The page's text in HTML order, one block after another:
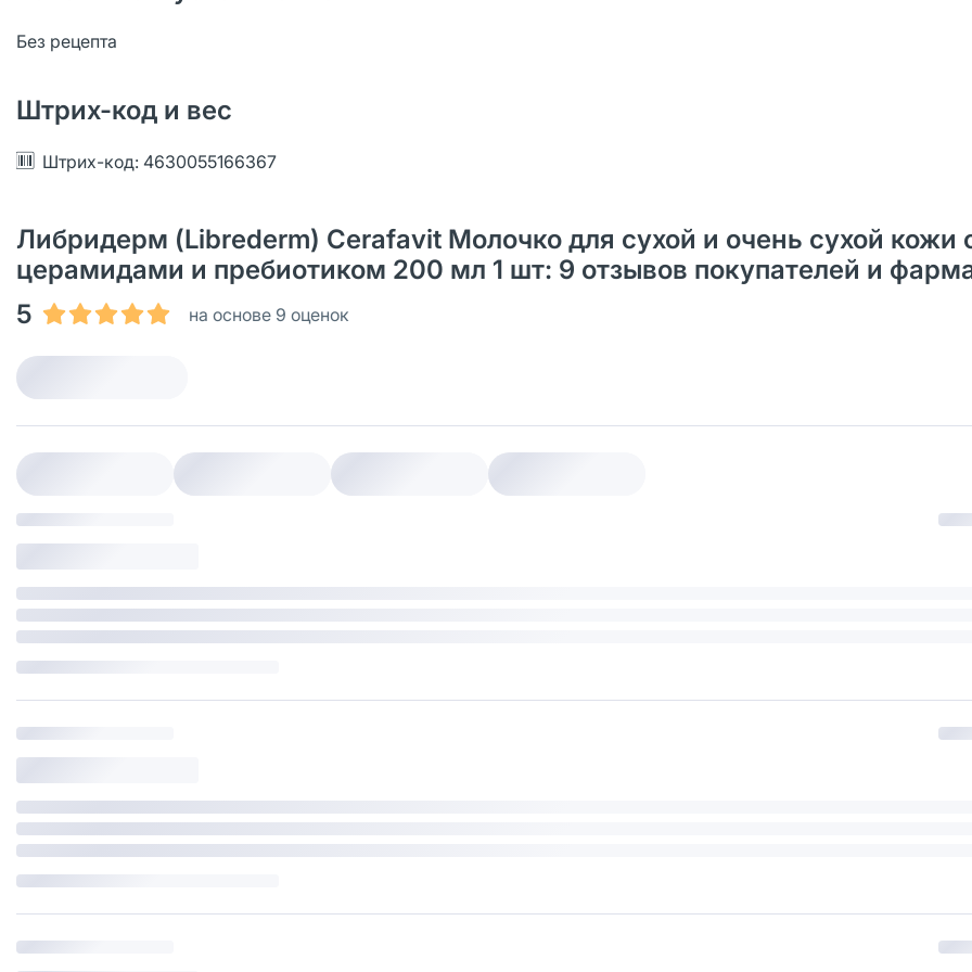
Без рецепта
Штрих-код и вес
Штрих-код: 4630055166367
Либридерм (Librederm) Cerafavit Молочко для сухой и очень сухой кожи
церамидами и пребиотиком 200 мл 1 шт: 9 отзывов покупателей и
5
на основе 9 оценок